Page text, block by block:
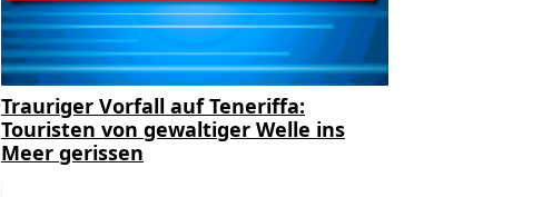
Trauriger Vorfall auf Teneriffa:
Touristen von gewaltiger Welle ins
Meer gerissen